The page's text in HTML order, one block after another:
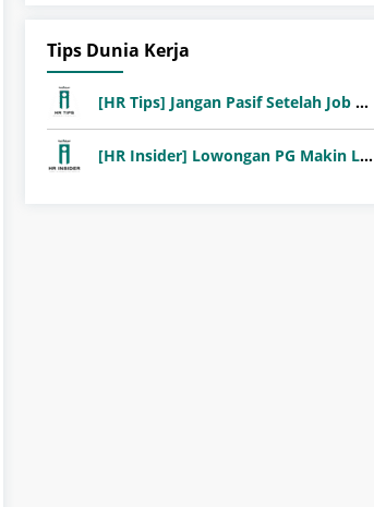
Tips Dunia Kerja
[HR Tips] Jangan Pasif Setelah Job Fair! Ini Pentingnya Follow-Up Setelah Job Fair
[HR Insider] Lowongan PG Makin Langka: Murni Seleksi atau Jalur Orang Dalam?